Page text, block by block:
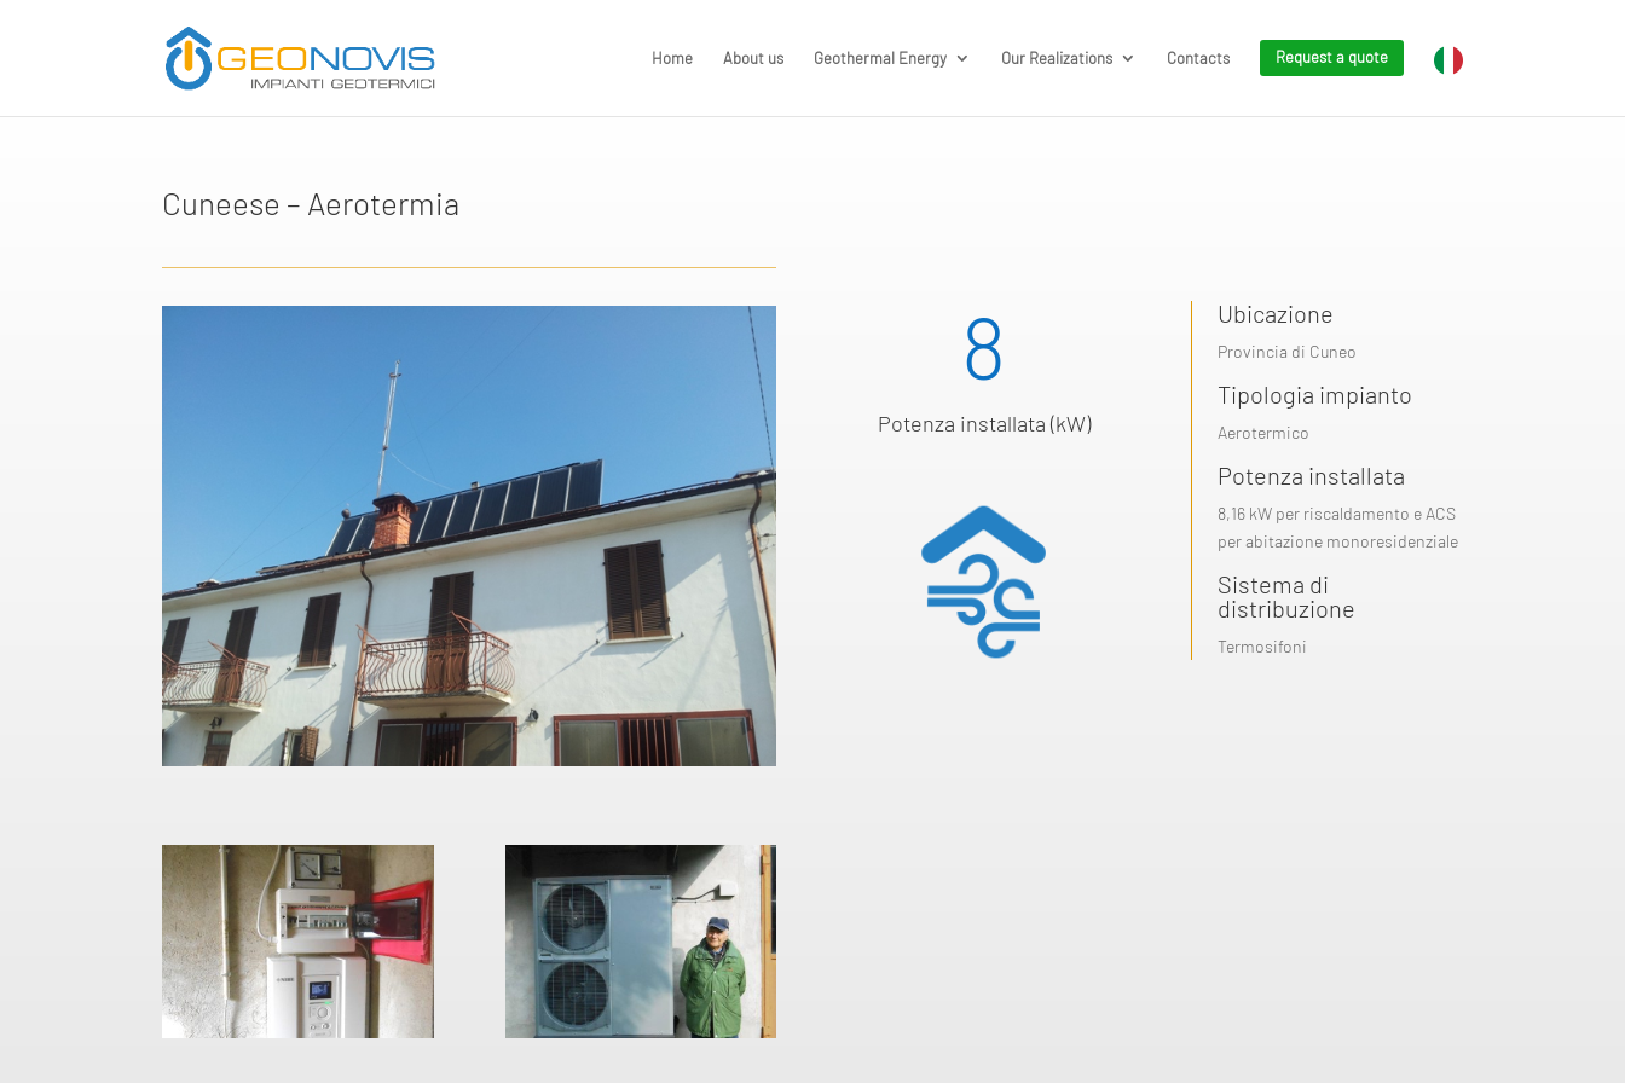
Home About us Geothermal Energy Our Realizations Contacts Request a quote
Cuneese – Aerotermia
8
Potenza installata (kW)
Ubicazione
Provincia di Cuneo
Tipologia impianto
Aerotermico
Potenza installata
8,16 kW per riscaldamento e ACS
per abitazione monoresidenziale
Sistema di
distribuzione
Termosifoni